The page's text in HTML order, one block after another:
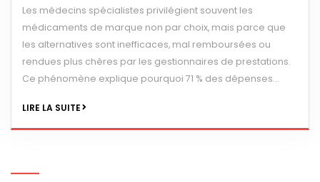
Les médecins spécialistes privilégient souvent les
médicaments de marque non par choix, mais parce que
les alternatives sont inefficaces, mal remboursées ou
rendues plus chères par les gestionnaires de prestations.
Ce phénomène explique pourquoi 71 % des dépenses
LIRE LA SUITE